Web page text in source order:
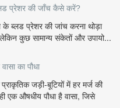
प्रेशर की जाँच कैसे करें?
के ब्लड प्रेशर की जांच करना थोड़ा
कुछ सामान्य संकेतों और उपायो...
का पौधा
जड़ी-बूटियों में हर मर्ज की
एक औषधीय पौधा है वासा, जिसे